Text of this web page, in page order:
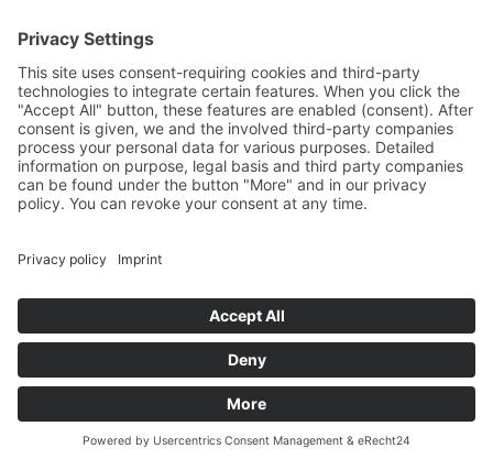
Eilige Transportanfrage
Ihre schnelle Transportanfrage in nur drei einfachen
Schritten. Starten Sie jetzt:
Startseite
Impressum
Datenschutz
Kontakt